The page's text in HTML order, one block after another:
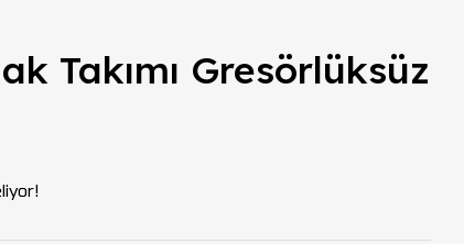
Takımı Gresörlüksüz